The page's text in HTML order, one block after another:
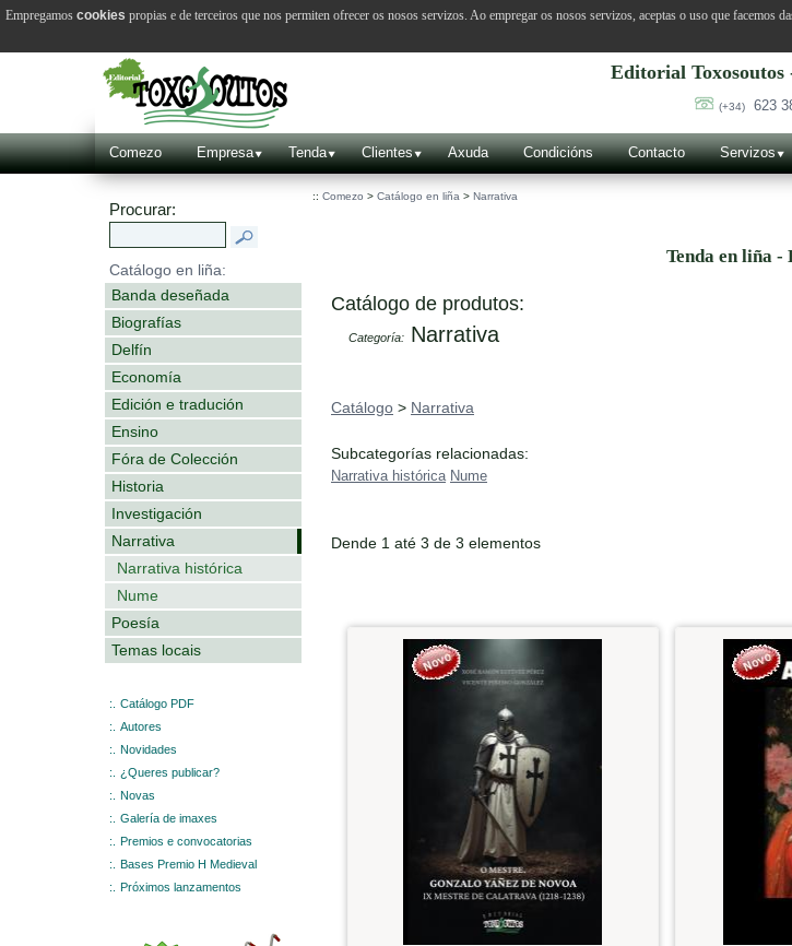
Editorial Toxosoutos
(+34) 623
Comezo Empresa Tenda Clientes Axuda Condicións Contacto Servizos
Procurar:
Catálogo en liña:
Banda deseñada
Biografías
Delfín
Economía
Edición e tradución
Ensino
Fóra de Colección
Historia
Investigación
Narrativa
Narrativa histórica
Nume
Poesía
Temas locais
:.
Catálogo PDF
:.
Autores
:.
Novidades
:.
¿Queres publicar?
:.
Novas
:.
Galería de imaxes
:.
Premios e convocatorias
:.
Bases Premio H Medieval
:.
Próximos lanzamentos
:: Comezo > Catálogo en liña > Narrativa
Tenda en liña
Catálogo de produtos:
Categoría: Narrativa
Catálogo > Narrativa
Subcategorías relacionadas:
Narrativa histórica Nume
Dende 1 até 3 de 3 elementos
Empregamos cookies propias e de terceiros que nos permiten ofrecer os nosos servizos. Ao empregar os nosos servizos, aceptas o uso que facemos